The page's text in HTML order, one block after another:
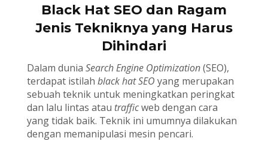
Black Hat SEO dan Ragam
Jenis Tekniknya yang Harus
Dihindari
Dalam dunia Search Engine Optimization(SEO),
terdapat istilah black hat SEO yang merupakan
sebuah teknik untuk meningkatkan peringkat
dan lalu lintas atau trafficweb dengan cara
yang tidak baik. Teknik ini umumnya dilakukan
dengan memanipulasi mesin pencari.